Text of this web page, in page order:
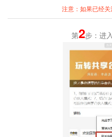
注意：如果已经
第2步：进